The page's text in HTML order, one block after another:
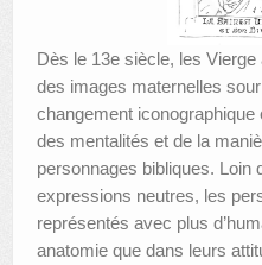
Dès le 13e siècle, les Vierge
des images maternelles
changement
des mentalités et de la
personnages bibliques. Loin
expressions neutres, les
représentés avec plus
anatomie que dans leurs